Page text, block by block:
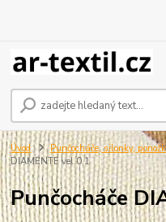
Úvod Punčocháče, silonky,
DIAMENTE vel.0,1
Punčocháče